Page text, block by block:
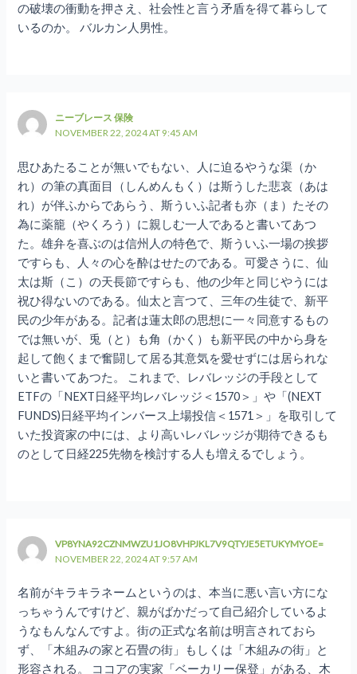
の破壊の衝動を押さえ、社会性と言う矛盾を得て暮らして
いるのか。 バルカン人男性。
ニーブレース 保険
NOVEMBER 22, 2024 AT 9:45 AM
思ひあたることが無いでもない、人に迫るやうな渠（か
れ）の筆の真面目（しんめんもく）は斯うした悲哀（あは
れ）が伴ふからであらう、斯ういふ記者も亦（ま）たその
為に薬籠（やくろう）に親しむ一人であると書いてあつ
た。雄弁を喜ぶのは信州人の特色で、斯ういふ一場の挨拶
ですらも、人々の心を酔はせたのである。可愛さうに、仙
太は斯（こ）の天長節ですらも、他の少年と同じやうには
祝ひ得ないのである。仙太と言つて、三年の生徒で、新平
民の少年がある。記者は蓮太郎の思想に一々同意するもの
では無いが、兎（と）も角（かく）も新平民の中から身を
起して飽くまで奮闘して居る其意気を愛せずには居られな
いと書いてあつた。 これまで、レバレッジの手段として
ETFの「NEXT日経平均レバレッジ＜1570＞」や「(NEXT
FUNDS)日経平均インバース上場投信＜1571＞」を取引して
いた投資家の中には、より高いレバレッジが期待できるも
のとして日経225先物を検討する人も増えるでしょう。
VP8YNA92CZNMWZU1JO8VHPJKL7V9QTYJE5ETUKYMYOE=
NOVEMBER 22, 2024 AT 9:57 AM
名前がキラキラネームというのは、本当に悪い言い方にな
っちゃうんですけど、親がばかだって自己紹介しているよ
うなもんなんですよ。街の正式な名前は明言されておら
ず、「木組みの家と石畳の街」もしくは「木組みの街」と
形容される。 ココアの実家「ベーカリー保登」がある、木